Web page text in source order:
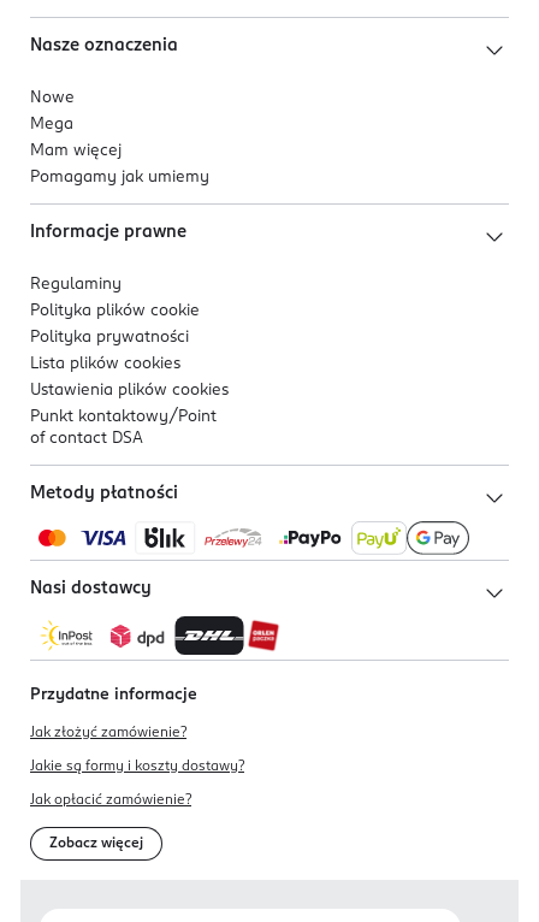
Nasze oznaczenia
Nowe
Mega
Mam więcej
Pomagamy jak umiemy
Informacje prawne
Regulaminy
Polityka plików cookie
Polityka prywatności
Lista plików cookies
Ustawienia plików cookies
Punkt kontaktowy/ Point
of contact DSA
Metody płatności
Nasi dostawcy
Przydatne informacje
Jak złożyć zamówienie?
Jakie są formy i koszty dostawy?
Jak opłacić zamówienie?
Zobacz więcej